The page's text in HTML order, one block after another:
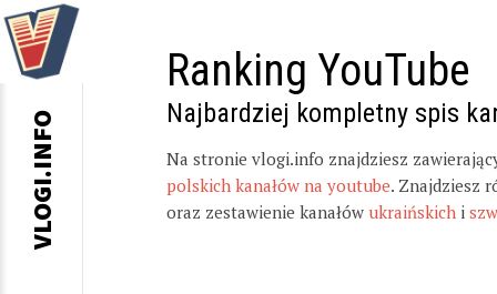
Ranking YouTube
Najbardziej kompletny spis
Na stronie vlogi.info znajdziesz
polskich kanałów na youtube. Znajdziesz
oraz zestawienie kanałów ukraińskich i
VLOGI.INFO